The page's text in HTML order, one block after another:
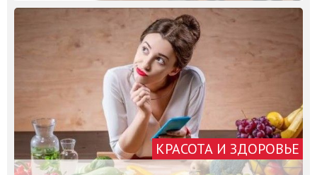
КРАСОТА И ЗДОРОВЬЕ